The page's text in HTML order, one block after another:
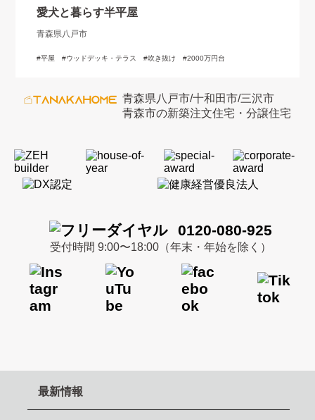
愛犬と暮らす半平屋
青森県八戸市
平屋 ウッドデッキ・テラス 吹き抜け 2000万円台
青森県八戸市/十和田市/三沢市
青森市の新築注文住宅・分譲住宅
0120-080-925
受付時間 9:00〜18:00（年末・年始を除く）
最新情報